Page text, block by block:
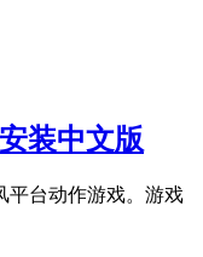
装中文版
平台动作游戏。游戏